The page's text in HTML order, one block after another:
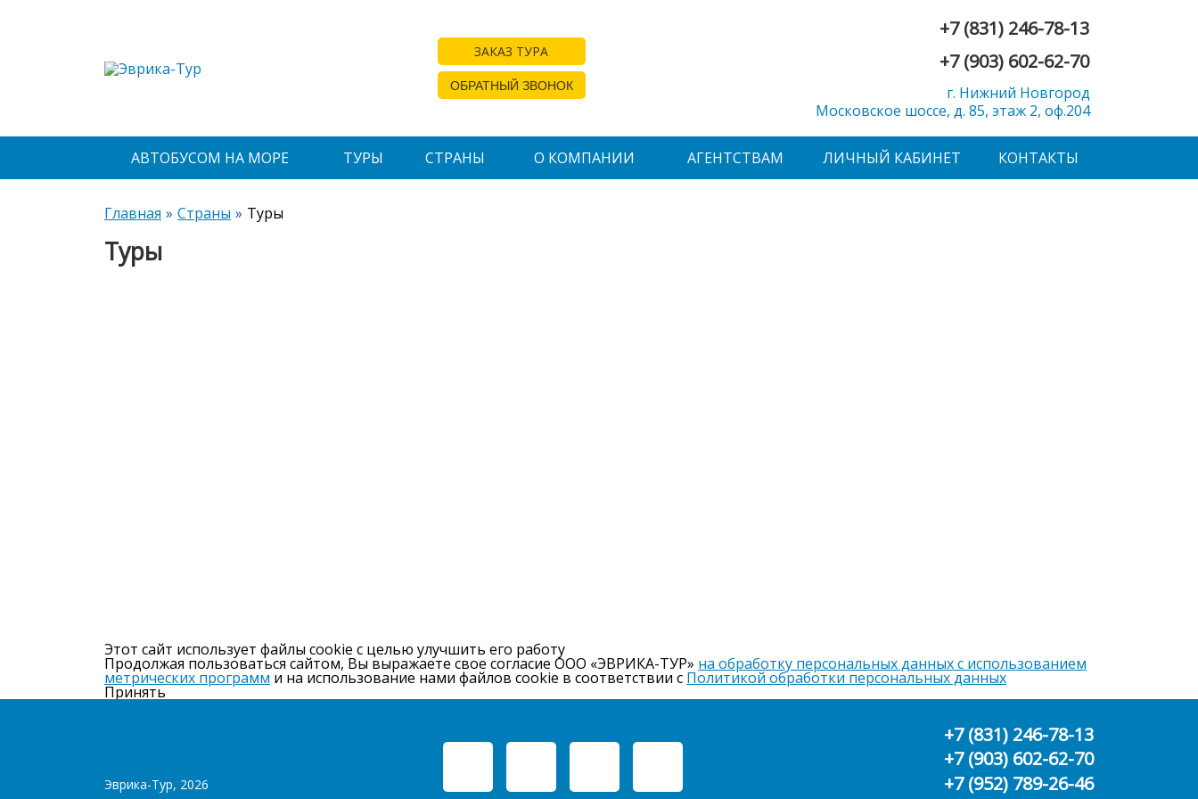
ЗАКАЗ ТУРА
ОБРАТНЫЙ ЗВОНОК
+7 (831) 246-78-13
+7 (903) 602-62-70
г. Нижний Новгород
Московское шоссе, д. 85, этаж 2, оф.204
АВТОБУСОМ НА МОРЕ ТУРЫ СТРАНЫ О КОМПАНИИ АГЕНТСТВАМ ЛИЧНЫЙ КАБИНЕТ КОНТАКТЫ
Главная Страны Туры
Туры
Этот сайт использует файлы cookie с целью улучшить его работу
Продолжая пользоваться сайтом, Вы выражаете свое согласие ООО «ЭВРИКА-ТУР» на обработку персональных данных с использованием
метрических программ и на использование нами файлов cookie в соответствии с Политикой обработки персональных данных
Принять
Эврика-Тур, 2026
+7 (831) 246-78-13
+7 (903) 602-62-70
+7 (952) 789-26-46